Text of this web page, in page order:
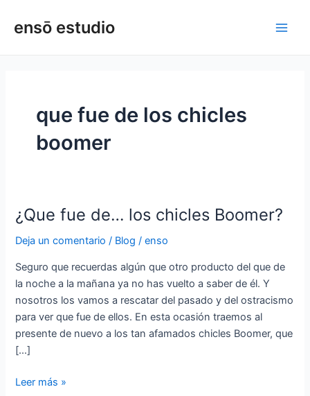
ensō estudio
que fue de los chicles
boomer
¿Que fue de… los chicles Boomer?
Deja un comentario / Blog /enso
Seguro que recuerdas algún que otro producto del que de
la noche a la mañana ya no has vuelto a saber de él. Y
nosotros los vamos a rescatar del pasado y del ostracismo
para ver que fue de ellos. En esta ocasión traemos al
presente de nuevo a los tan afamados chicles Boomer, que
[…]
¿Que
de…
los
chicles
Boomer?
Leer más »